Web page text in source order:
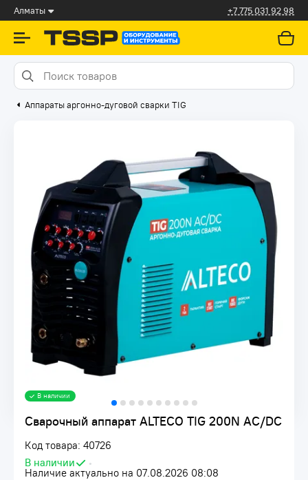
Алматы +7 775 031 92 98
Аппараты аргонно-дуговой сварки TIG
Сварочный аппарат ALTECO TIG 200N AC/DC
Код товара: 40726
В наличии
•
Наличие актуально на 07.08.2026 08:08
В наличии